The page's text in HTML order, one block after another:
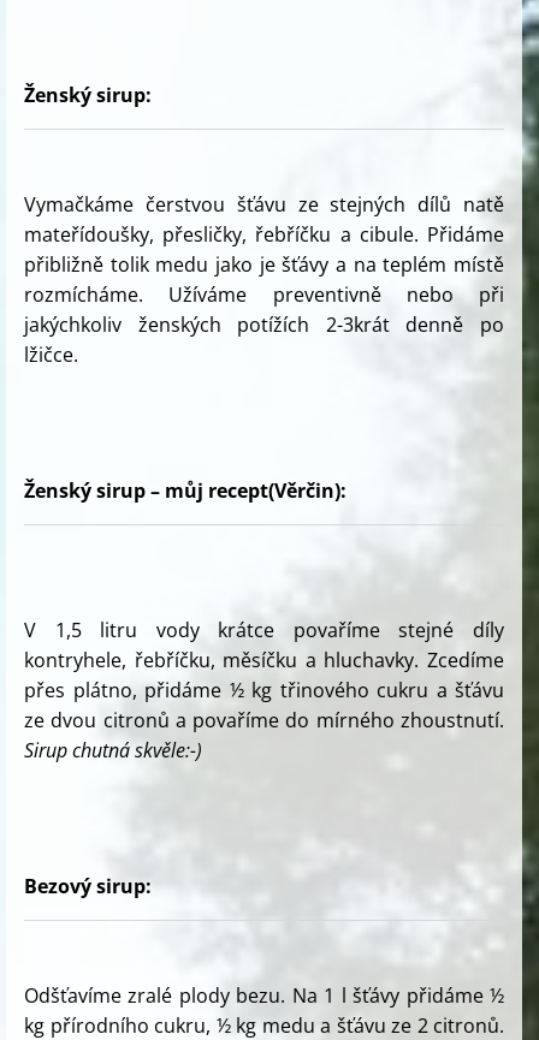
Ženský sirup:
Vymačkáme čerstvou šťávu ze stejných dílů natě
mateřídoušky, přesličky, řebříčku a cibule. Přidáme
přibližně tolik medu jako je šťávy a na teplém místě
rozmícháme. Užíváme preventivně nebo při
jakýchkoliv ženských potížích 2-3krát denně po
lžičce.
Ženský sirup – můj recept(Věrčin):
V 1,5 litru vody krátce povaříme stejné díly
kontryhele, řebříčku, měsíčku a hluchavky. Zcedíme
přes plátno, přidáme ½ kg třinového cukru a šťávu
ze dvou citronů a povaříme do mírného zhoustnutí.
Sirup chutná skvěle:-)
Bezový sirup:
Odšťavíme zralé plody bezu. Na 1 l šťávy přidáme ½
kg přírodního cukru, ½ kg medu a šťávu ze 2 citronů.